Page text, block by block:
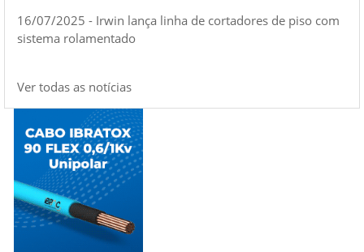
16/07/2025 - Irwin lança linha de cortadores de piso com
sistema rolamentado
Ver todas as notícias